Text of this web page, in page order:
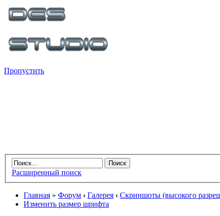
Пропустить
Расширенный поиск
Главная » Форум ‹ Галерея ‹ Скриншоты (высокого
Изменить размер шрифта